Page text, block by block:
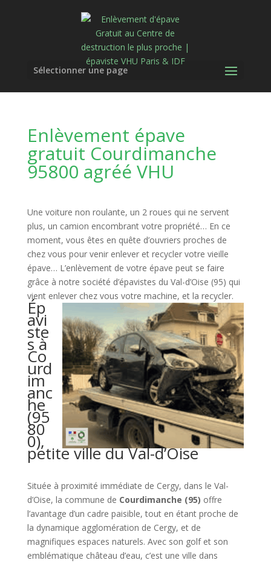
Sélectionner une page
Enlèvement épave
gratuit Courdimanche
95800 agréé VHU
Une voiture non roulante, un 2 roues qui ne servent
plus, un camion encombrant votre propriété… En ce
moment, vous êtes en quête d’ouvriers proches de
chez vous pour venir enlever et recycler votre vieille
épave… L’enlèvement de votre épave peut se faire
grâce à notre société d’épavistes du Val-d’Oise (95) qui
vient enlever chez vous votre machine, et la recycler.
Ép
avi
ste
s à
Co
urd
im
anc
he
(95
80
0),
petite ville du Val-d’Oise
Située à proximité immédiate de Cergy, dans le Val-
d’Oise, la commune de Courdimanche (95) offre
l’avantage d’un cadre paisible, tout en étant proche de
la dynamique agglomération de Cergy, et de
magnifiques espaces naturels. Avec son golf et son
emblématique château d’eau, c’est une ville dans